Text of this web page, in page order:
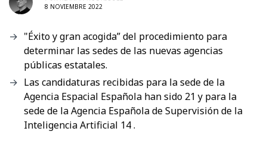
8 NOVIEMBRE 2022
"Éxito y gran acogida” del procedimiento para
determinar las sedes de las nuevas agencias
públicas estatales.
Las candidaturas recibidas para la sede de la
Agencia Espacial Española han sido 21 y para la
sede de la Agencia Española de Supervisión de la
Inteligencia Artificial 14 .